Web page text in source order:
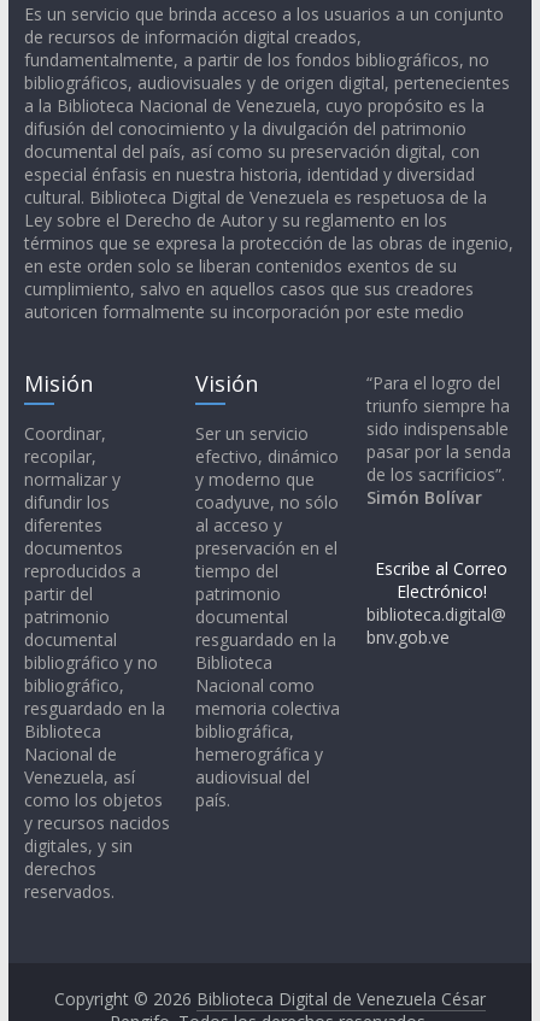
Es un servicio que brinda acceso a los usuarios a un conjunto
de recursos de información digital creados,
fundamentalmente, a partir de los fondos bibliográficos, no
bibliográficos, audiovisuales y de origen digital, pertenecientes
a la Biblioteca Nacional de Venezuela, cuyo propósito es la
difusión del conocimiento y la divulgación del patrimonio
documental del país, así como su preservación digital, con
especial énfasis en nuestra historia, identidad y diversidad
cultural. Biblioteca Digital de Venezuela es respetuosa de la
Ley sobre el Derecho de Autor y su reglamento en los
términos que se expresa la protección de las obras de ingenio,
en este orden solo se liberan contenidos exentos de su
cumplimiento, salvo en aquellos casos que sus creadores
autoricen formalmente su incorporación por este medio
Misión
Coordinar,
recopilar,
normalizar y
difundir los
diferentes
documentos
reproducidos a
partir del
patrimonio
documental
bibliográfico y no
bibliográfico,
resguardado en la
Biblioteca
Nacional de
Venezuela, así
como los objetos
y recursos nacidos
digitales, y sin
derechos
reservados.
Visión
Ser un servicio
efectivo, dinámico
y moderno que
coadyuve, no sólo
al acceso y
preservación en el
tiempo del
patrimonio
documental
resguardado en la
Biblioteca
Nacional como
memoria colectiva
bibliográfica,
hemerográfica y
audiovisual del
país.
“Para el logro del
triunfo siempre ha
sido indispensable
pasar por la senda
de los sacrificios”.
Simón Bolívar
Escribe al Correo
Electrónico!
biblioteca.digital@
bnv.gob.ve
Copyright © 2026 Biblioteca Digital de Venezuela César